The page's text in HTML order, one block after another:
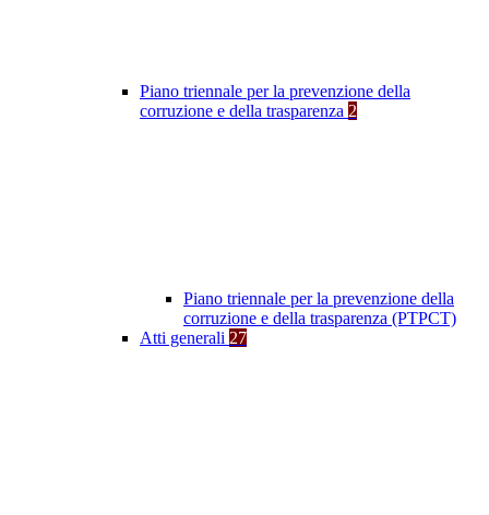
Piano triennale per la prevenzione della
corruzione e della trasparenza 2
Piano triennale per la prevenzione della
corruzione e della trasparenza (PTPCT)
Atti generali 27